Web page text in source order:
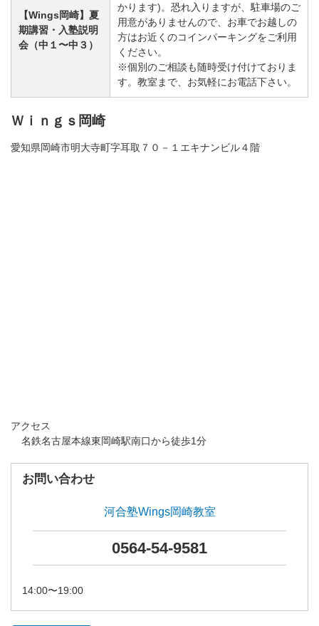
【Wings岡崎】夏
期講習・入塾説明
会（中１〜中３）
かります)。恐れ入りますが、駐車場のご
用意がありませんので、お車でお越しの
方はお近くのコインパーキングをご利用
ください。
※個別のご相談も随時受け付けておりま
す。教室まで、お気軽にお電話下さい。
Ｗｉｎｇｓ岡崎
愛知県岡崎市明大寺町字耳取７０－１エキナンビル４階
アクセス
名鉄名古屋本線東岡崎駅南口から徒歩1分
お問い合わせ
河合塾Wings岡崎教室
0564-54-9581
14:00〜19:00